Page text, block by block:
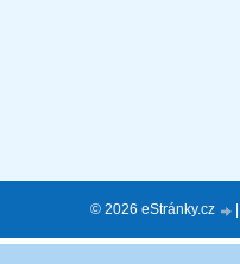
© 2026 eStránky.cz